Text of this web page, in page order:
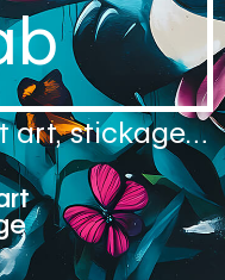
art, stickage…